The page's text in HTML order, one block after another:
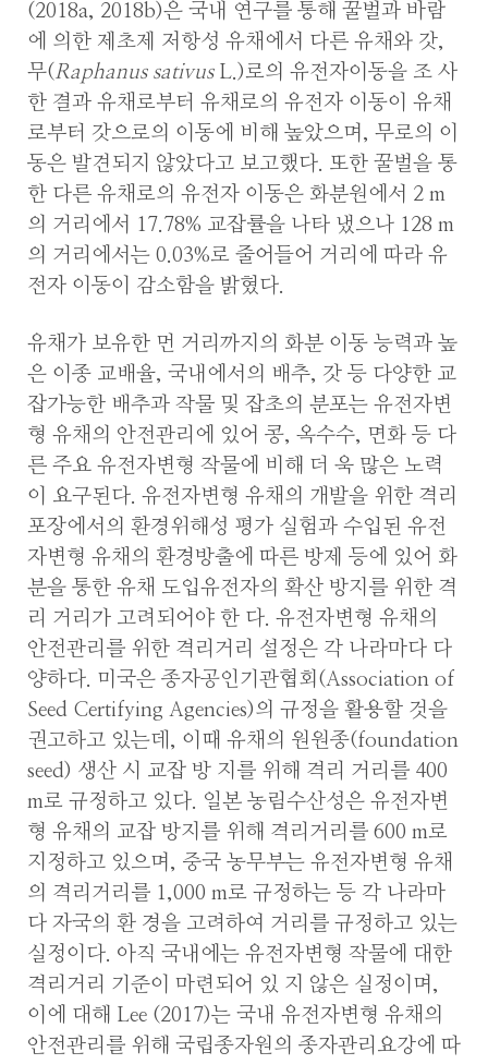
(2018a, 2018b)은 국내 연구를 통해 꿀벌과 바람
에 의한 제초제 저항성 유채에서 다른 유채와 갓,
무(Raphanus sativusL.)로의 유전자이동을 조 사
한 결과 유채로부터 유채로의 유전자 이동이 유채
로부터 갓으로의 이동에 비해 높았으며, 무로의 이
동은 발견되지 않았다고 보고했다. 또한 꿀벌을 통
한 다른 유채로의 유전자 이동은 화분원에서 2 m
의 거리에서 17.78% 교잡률을 나타 냈으나 128 m
의 거리에서는 0.03%로 줄어들어 거리에 따라 유
전자 이동이 감소함을 밝혔다.
유채가 보유한 먼 거리까지의 화분 이동 능력과 높
은 이종 교배율, 국내에서의 배추, 갓 등 다양한 교
잡가능한 배추과 작물 및 잡초의 분포는 유전자변
형 유채의 안전관리에 있어 콩, 옥수수, 면화 등 다
른 주요 유전자변형 작물에 비해 더 욱 많은 노력
이 요구된다. 유전자변형 유채의 개발을 위한 격리
포장에서의 환경위해성 평가 실험과 수입된 유전
자변형 유채의 환경방출에 따른 방제 등에 있어 화
분을 통한 유채 도입유전자의 확산 방지를 위한 격
리 거리가 고려되어야 한 다. 유전자변형 유채의
안전관리를 위한 격리거리 설정은 각 나라마다 다
양하다. 미국은 종자공인기관협회(Association of
Seed Certifying Agencies)의 규정을 활용할 것을
권고하고 있는데, 이때 유채의 원원종(foundation
seed) 생산 시 교잡 방 지를 위해 격리 거리를 400
m로 규정하고 있다. 일본 농림수산성은 유전자변
형 유채의 교잡 방지를 위해 격리거리를 600 m로
지정하고 있으며, 중국 농무부는 유전자변형 유채
의 격리거리를 1,000 m로 규정하는 등 각 나라마
다 자국의 환 경을 고려하여 거리를 규정하고 있는
실정이다. 아직 국내에는 유전자변형 작물에 대한
격리거리 기준이 마련되어 있 지 않은 실정이며,
이에 대해 Lee (2017)는 국내 유전자변형 유채의
안전관리를 위해 국립종자원의 종자관리요강에 따